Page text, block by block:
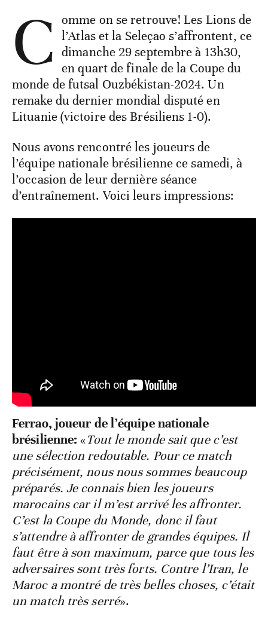
C omme on se retrouve! Les Lions de
l’Atlas et la Seleçao s’affrontent, ce
dimanche 29 septembre à 13h30,
en quart de finale de la Coupe du
monde de futsal Ouzbékistan-2024. Un
remake du dernier mondial disputé en
Lituanie (victoire des Brésiliens 1-0).
Nous avons rencontré les joueurs de
l’équipe nationale brésilienne ce samedi, à
l’occasion de leur dernière séance
d’entraînement. Voici leurs impressions:
Ferrao, joueur de l’équipe nationale
brésilienne: «Tout le monde sait que c’est
une sélection redoutable. Pour ce match
précisément, nous nous sommes beaucoup
préparés. Je connais bien les joueurs
marocains car il m’est arrivé les affronter.
C’est la Coupe du Monde, donc il faut
s’attendre à affronter de grandes équipes. Il
faut être à son maximum, parce que tous les
adversaires sont très forts. Contre l’Iran, le
Maroc a montré de très belles choses, c’était
un match très serré».